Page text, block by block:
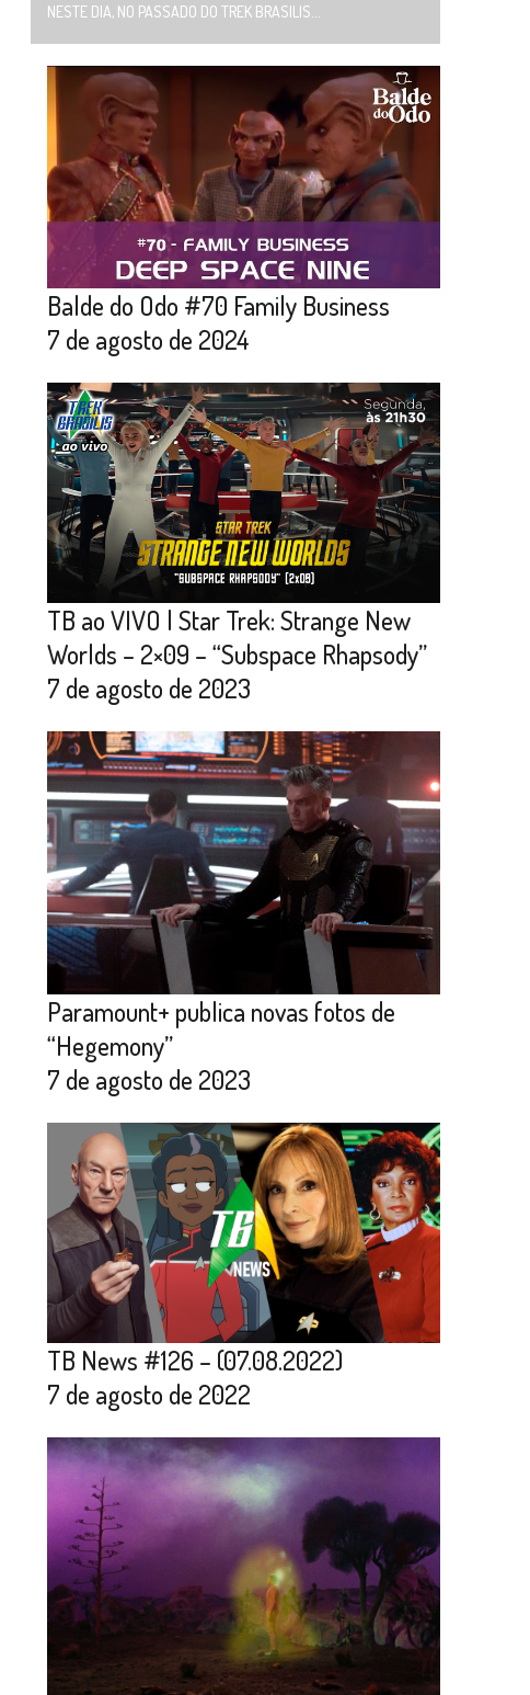
NESTE DIA, NO PASSADO DO TREK BRASILIS...
Balde do Odo #70 Family Business
7 de agosto de 2024
TB ao VIVO | Star Trek: Strange New
Worlds – 2×09 – “Subspace Rhapsody”
7 de agosto de 2023
Paramount+ publica novas fotos de
“Hegemony”
7 de agosto de 2023
TB News #126 – (07.08.2022)
7 de agosto de 2022